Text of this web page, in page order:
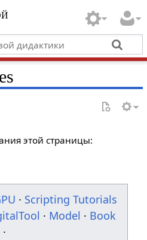
этой страницы:
· Scripting Tutorials
· Model · Book
·